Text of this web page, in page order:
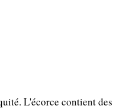
L'écorce contient des